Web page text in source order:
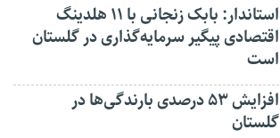
استاندار: بابک زنجانی با ۱۱ هلدینگ
اقتصادی پیگیر سرمایه‌گذاری در گلستان
است
افزایش ۵۳ درصدی بارندگی‌ها در
گلستان